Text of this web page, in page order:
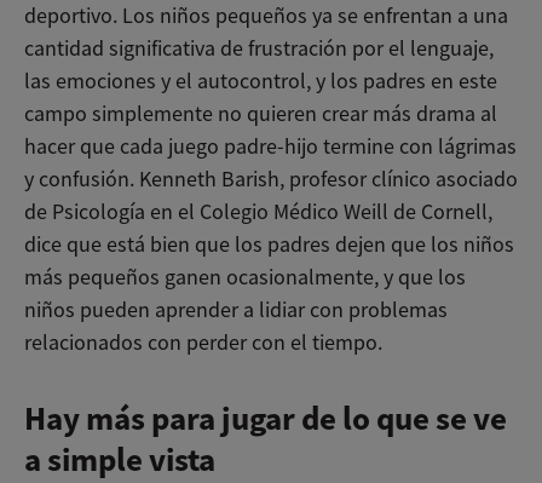
deportivo. Los niños pequeños ya se enfrentan a una
cantidad significativa de frustración por el lenguaje,
las emociones y el autocontrol, y los padres en este
campo simplemente no quieren crear más drama al
hacer que cada juego padre-hijo termine con lágrimas
y confusión. Kenneth Barish, profesor clínico asociado
de Psicología en el Colegio Médico Weill de Cornell,
dice que está bien que los padres dejen que los niños
más pequeños ganen ocasionalmente, y que los
niños pueden aprender a lidiar con problemas
relacionados con perder con el tiempo.
Hay más para jugar de lo que se ve
a simple vista